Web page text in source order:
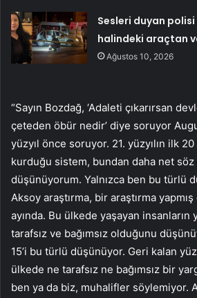
Sesleri duyan polisi
halindeki araçtan
Ağustos 10, 2026
“Sayın Bozdağ, ‘Adaleti çıkarırsan
çeteden öbür nedir’ diye soruyor
yüzyıl önce soruyor. 21. yüzyılın ilk 20
kurduğu sistem, bundan daha net
düşünüyorum. Yalnızca ben bu türlü
Aksoy araştırma, bir araştırma
ayında. Bu ülkede yaşayan insanların
tarafsız ve bağımsız olduğunu
15’i bu türlü düşünüyor. Geri kalan
ülkede ne tarafsız ne bağımsız bir
ben ya da biz, muhalifler söylemiyor.